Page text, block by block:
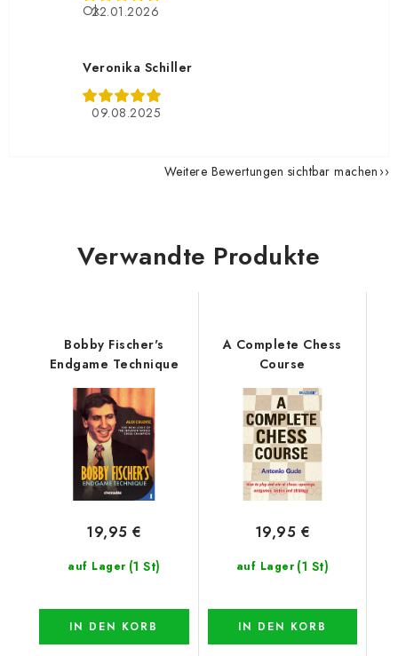
22.01.2026
Ok
Veronika Schiller
09.08.2025
Weitere Bewertungen sichtbar machen
Verwandte Produkte
Bobby Fischer's
Endgame Technique
auf Lager (1 St)
19,95 €
IN DEN KORB
A Complete Chess
Course
auf Lager (1 St)
19,95 €
IN DEN KORB